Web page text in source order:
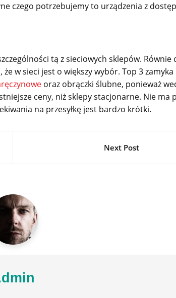
czego potrzebujemy to urządzenia z
tą z sieciowych sklepów. Równie
w sieci jest o większy wybór. Top 3
oraz obrączki ślubne, ponieważ
ceny, niż sklepy stacjonarne. Nie ma
na przesyłkę jest bardzo krótki.
Next Post